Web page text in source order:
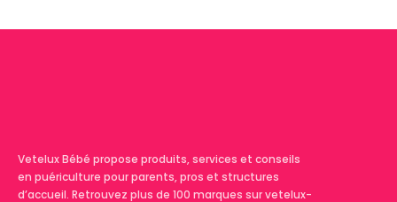
Vetelux Bébé propose produits, services et conseils
en puériculture pour parents, pros et structures
d’accueil. Retrouvez plus de 100 marques sur vetelux-